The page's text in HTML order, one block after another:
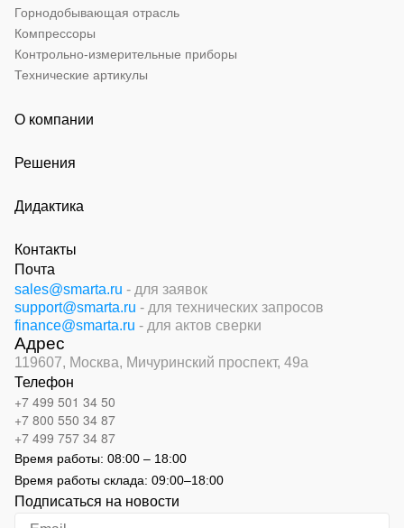
Горнодобывающая отрасль
Компрессоры
Контрольно-измерительные приборы
Технические артикулы
О компании
Решения
Дидактика
Контакты
Почта
sales@smarta.ru - для заявок
support@smarta.ru - для технических запросов
finance@smarta.ru - для актов сверки
Адрес
119607, Москва, Мичуринский проспект, 49а
Телефон
+7 499 501 34 50
+7 800 550 34 87
+7 499 757 34 87
Время работы: 08:00 – 18:00
Время работы склада: 09:00–18:00
Подписаться на новости